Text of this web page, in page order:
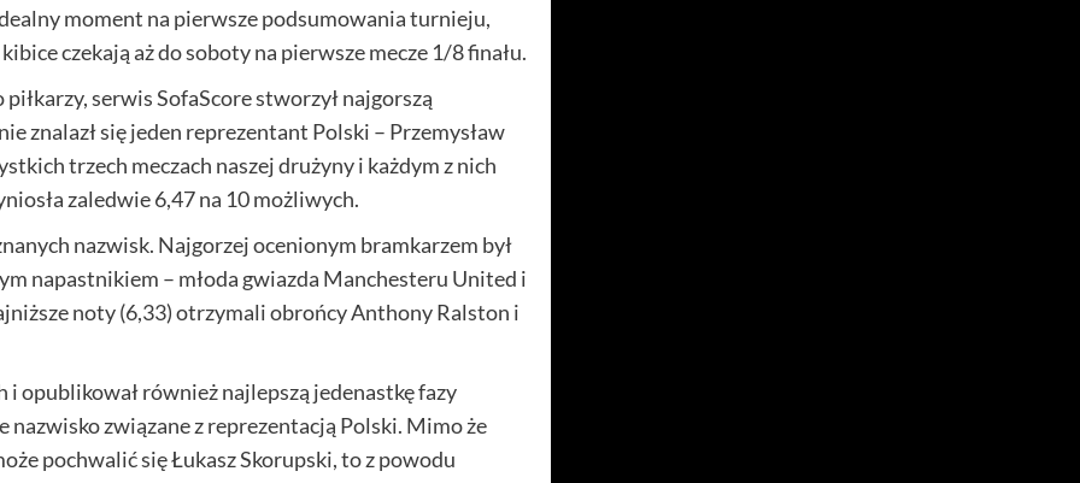
moment na pierwsze podsumowania turnieju,
czekają aż do soboty na pierwsze mecze 1/8 finału.
serwis SofaScore stworzył najgorszą
znalazł się jeden reprezentant Polski – Przemysław
trzech meczach naszej drużyny i każdym z nich
zaledwie 6,47 na 10 możliwych.
nazwisk. Najgorzej ocenionym bramkarzem był
napastnikiem – młoda gwiazda Manchesteru United i
noty (6,33) otrzymali obrońcy Anthony Ralston i
opublikował również najlepszą jedenastkę fazy
nazwisko związane z reprezentacją Polski. Mimo że
pochwalić się Łukasz Skorupski, to z powodu